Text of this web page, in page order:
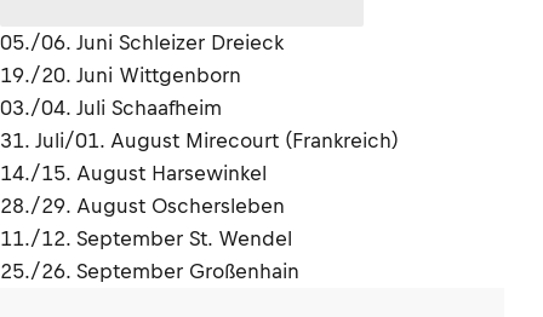
05./06. Juni Schleizer Dreieck
19./20. Juni Wittgenborn
03./04. Juli Schaafheim
31. Juli/01. August Mirecourt (Frankreich)
14./15. August Harsewinkel
28./29. August Oschersleben
11./12. September St. Wendel
25./26. September Großenhain